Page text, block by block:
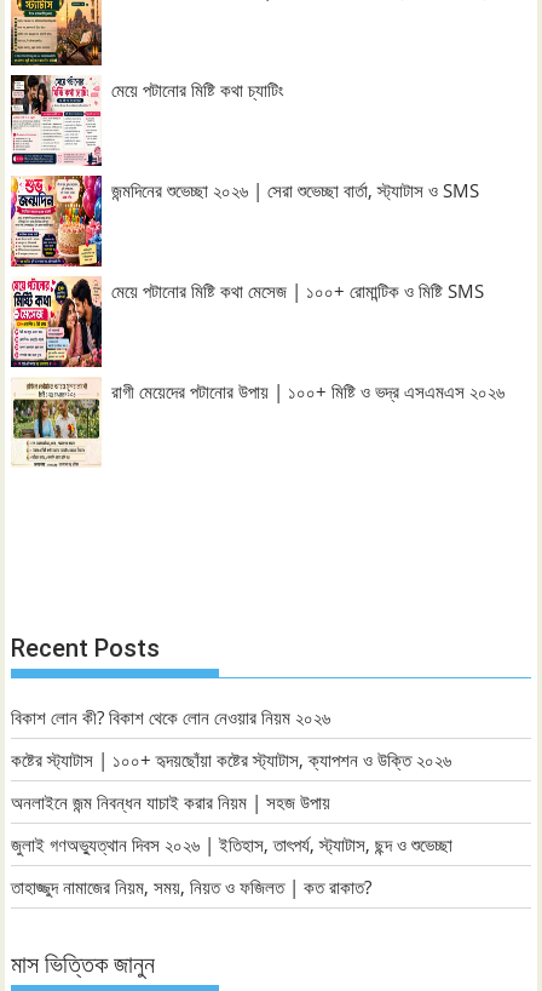
মেয়ে পটানোর মিষ্টি কথা চ্যাটিং
জন্মদিনের শুভেচ্ছা ২০২৬ | সেরা শুভেচ্ছা বার্তা, স্ট্যাটাস ও SMS
মেয়ে পটানোর মিষ্টি কথা মেসেজ | ১০০+ রোমান্টিক ও মিষ্টি SMS
রাগী মেয়েদের পটানোর উপায় | ১০০+ মিষ্টি ও ভদ্র এসএমএস ২০২৬
Recent Posts
বিকাশ লোন কী? বিকাশ থেকে লোন নেওয়ার নিয়ম ২০২৬
কষ্টের স্ট্যাটাস | ১০০+ হৃদয়ছোঁয়া কষ্টের স্ট্যাটাস, ক্যাপশন ও উক্তি ২০২৬
অনলাইনে জন্ম নিবন্ধন যাচাই করার নিয়ম | সহজ উপায়
জুলাই গণঅভ্যুত্থান দিবস ২০২৬ | ইতিহাস, তাৎপর্য, স্ট্যাটাস, ছন্দ ও শুভেচ্ছা
তাহাজ্জুদ নামাজের নিয়ম, সময়, নিয়ত ও ফজিলত | কত রাকাত?
মাস ভিত্তিক জানুন